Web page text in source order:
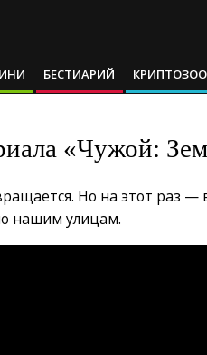
БЕСТИАРИЙ
«Чужой:
Но на этот раз —
нашим улицам.